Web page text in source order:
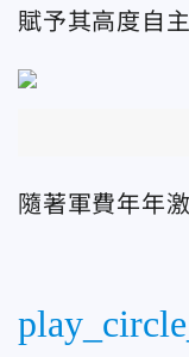
賦予其高度自
隨著軍費年年